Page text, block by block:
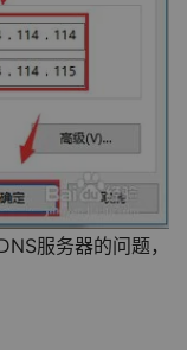
服务器的问题，